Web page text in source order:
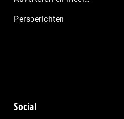
Persberichten
Social